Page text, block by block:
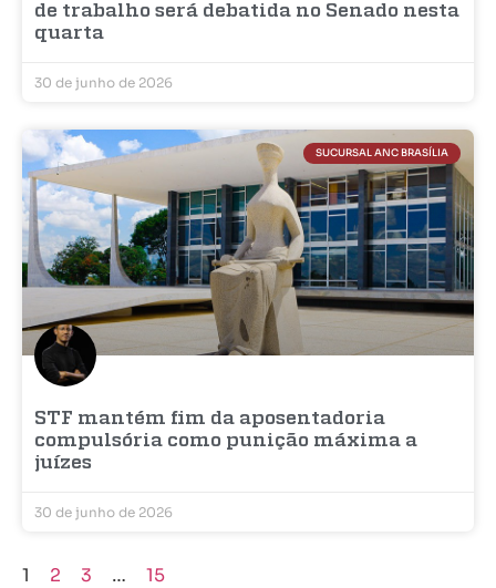
de trabalho será debatida no Senado nesta
quarta
30 de junho de 2026
SUCURSAL ANC BRASÍLIA
STF mantém fim da aposentadoria
compulsória como punição máxima a
juízes
30 de junho de 2026
1 2 3 … 15